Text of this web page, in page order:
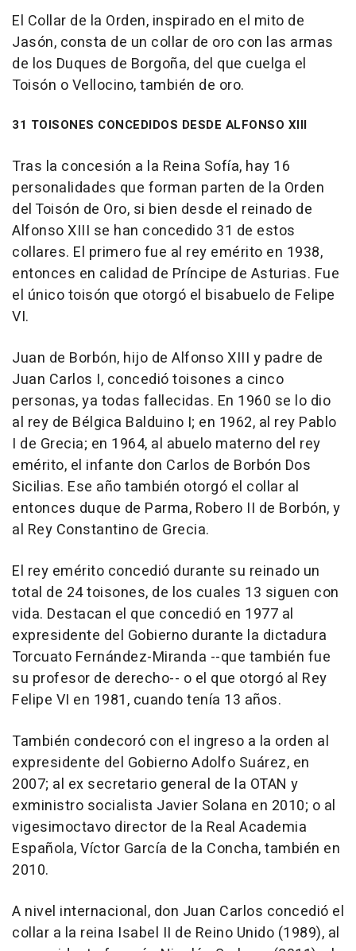
El Collar de la Orden, inspirado en el mito de
Jasón, consta de un collar de oro con las armas
de los Duques de Borgoña, del que cuelga el
Toisón o Vellocino, también de oro.
31 TOISONES CONCEDIDOS DESDE ALFONSO XIII
Tras la concesión a la Reina Sofía, hay 16
personalidades que forman parten de la Orden
del Toisón de Oro, si bien desde el reinado de
Alfonso XIII se han concedido 31 de estos
collares. El primero fue al rey emérito en 1938,
entonces en calidad de Príncipe de Asturias. Fue
el único toisón que otorgó el bisabuelo de Felipe
VI.
Juan de Borbón, hijo de Alfonso XIII y padre de
Juan Carlos I, concedió toisones a cinco
personas, ya todas fallecidas. En 1960 se lo dio
al rey de Bélgica Balduino I; en 1962, al rey Pablo
I de Grecia; en 1964, al abuelo materno del rey
emérito, el infante don Carlos de Borbón Dos
Sicilias. Ese año también otorgó el collar al
entonces duque de Parma, Robero II de Borbón, y
al Rey Constantino de Grecia.
El rey emérito concedió durante su reinado un
total de 24 toisones, de los cuales 13 siguen con
vida. Destacan el que concedió en 1977 al
expresidente del Gobierno durante la dictadura
Torcuato Fernández-Miranda --que también fue
su profesor de derecho-- o el que otorgó al Rey
Felipe VI en 1981, cuando tenía 13 años.
También condecoró con el ingreso a la orden al
expresidente del Gobierno Adolfo Suárez, en
2007; al ex secretario general de la OTAN y
exministro socialista Javier Solana en 2010; o al
vigesimoctavo director de la Real Academia
Española, Víctor García de la Concha, también en
2010.
A nivel internacional, don Juan Carlos concedió el
collar a la reina Isabel II de Reino Unido (1989), al